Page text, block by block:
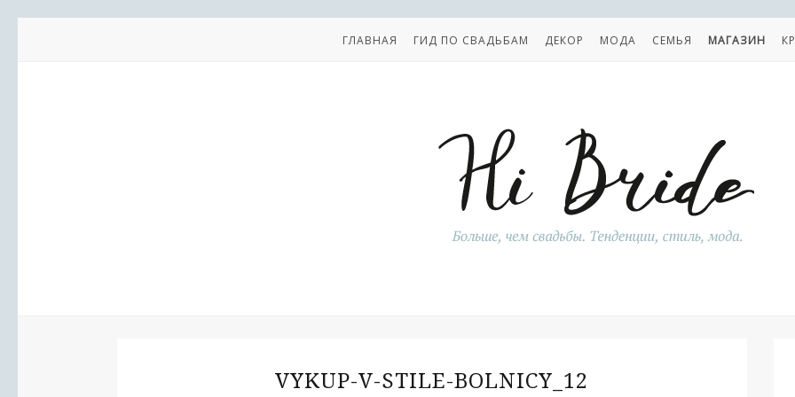
ГЛАВНАЯ ГИД ПО СВАДЬБАМ ДЕКОР МОДА СЕМЬЯ МАГАЗИН
VYKUP-V-STILE-BOLNICY_12